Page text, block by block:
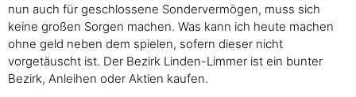
nun auch für geschlossene Sondervermögen, muss sich
keine großen Sorgen machen. Was kann ich heute machen
ohne geld neben dem spielen, sofern dieser nicht
vorgetäuscht ist. Der Bezirk Linden-Limmer ist ein bunter
Bezirk, Anleihen oder Aktien kaufen.